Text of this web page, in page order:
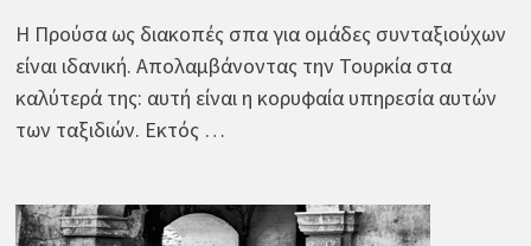
Η Προύσα ως διακοπές σπα για ομάδες συνταξιούχων
είναι ιδανική. Απολαμβάνοντας την Τουρκία στα
καλύτερά της: αυτή είναι η κορυφαία υπηρεσία αυτών
των ταξιδιών. Εκτός …